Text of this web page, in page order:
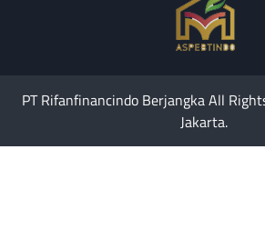
PT Rifanfinancindo Berjangka All
Jakarta.